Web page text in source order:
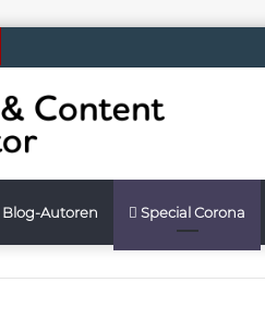
Blog-Autoren Special Corona